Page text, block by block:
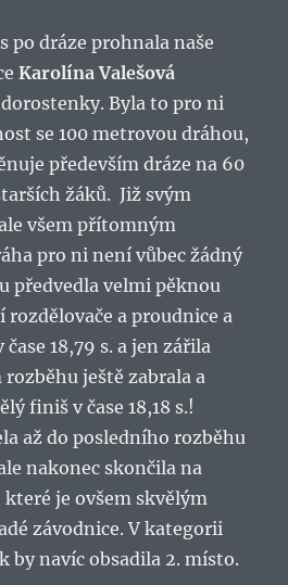
po dráze prohnala naše
Karolína Valešová
Byla to pro ni
se 100 metrovou dráhou,
především dráze na 60
žáků. Již svým
všem přítomným
pro ni není vůbec žádný
předvedla velmi pěknou
rozdělovače a proudnice a
18,79 s. a jen zářila
ještě zabrala a
finiš v čase 18,18 s.!
až do posledního rozběhu
nakonec skončila na
které je ovšem skvělým
závodnice. V kategorii
by navíc obsadila 2. místo.